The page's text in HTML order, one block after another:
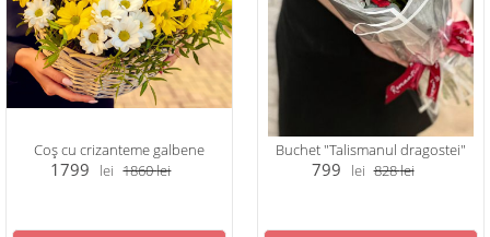
Coș сu crizanteme galbene
1799 lei 1860lei
Buchet "Talismanul dragostei"
799 lei 828lei